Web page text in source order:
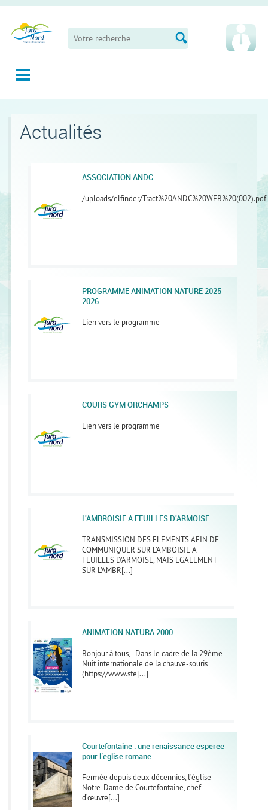
Actualités
ASSOCIATION ANDC
/uploads/elfinder/Tract%20ANDC%20WEB%20(002).pdf
PROGRAMME ANIMATION NATURE 2025-
2026
Lien vers le programme
COURS GYM ORCHAMPS
Lien vers le programme
L'AMBROISIE A FEUILLES D'ARMOISE
TRANSMISSION DES ELEMENTS AFIN DE
COMMUNIQUER SUR L'AMBOISIE A
FEUILLES D'ARMOISE, MAIS EGALEMENT
SUR L'AMBR[...]
ANIMATION NATURA 2000
Bonjour à tous, Dans le cadre de la 29ème
Nuit internationale de la chauve-souris
(https://www.sfe[...]
Courtefontaine : une renaissance espérée
pour l’église romane
Fermée depuis deux décennies, l’église
Notre-Dame de Courtefontaine, chef-
d’œuvre[...]
Panneau de gestion des cookies